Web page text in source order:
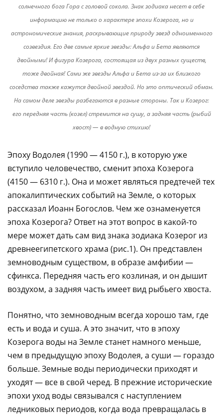
солнечного бога Гора с головой сокола. Знак зодиака несет в себе
информацию не только о характере эпохи Козерога, но и
астрономические знания, раскрывающие природу звезд одноименного
созвездия. Его две самые яркие звезды: Альфа и Бета являются
двойными! И фигура Козерога, состоящая из двух разных существ,
тоже двойная! Сами же звезды Альфа и Бета из-за их близкого
соседства также кажутся двойной звездой. Но это оптический обман.
На самом деле звезды разбегаются в разные стороны. Так и Козерог:
его передняя часть (козел) стремится на сушу, а задняя часть (рыбий
хвост) — в водную стихию!
Эпоху Водолея (1990 — 4150 г.), в которую уже
вступило человечество, сменит эпоха Козерога
(4150 — 6310 г.). Она и может являться предтечей тех
апокалиптических событий на Земле, о которых
рассказал Иоанн Богослов. Чем же ознаменуется
эпоха Козерога? Ответ на этот вопрос в какой-то
мере может дать сам вид знака зодиака Козерог из
древнеегипетского храма (рис.1). Он представлен
земноводным существом, в образе амфибии —
сфинкса. Передняя часть его козлиная, и он дышит
воздухом, а задняя часть имеет вид рыбьего хвоста.
Понятно, что земноводным всегда хорошо там, где
есть и вода и суша. А это значит, что в эпоху
Козерога воды на Земле станет намного меньше,
чем в предыдущую эпоху Водолея, а суши — гораздо
больше. Земные воды периодически приходят и
уходят — все в свой черед. В прежние исторические
эпохи уход воды связывался с наступлением
ледниковых периодов, когда вода превращалась в